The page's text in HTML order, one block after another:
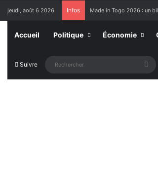
jeudi, août 6 2026 Infos Made in Togo 2026 : un
Accueil Politique Économie
Suivre